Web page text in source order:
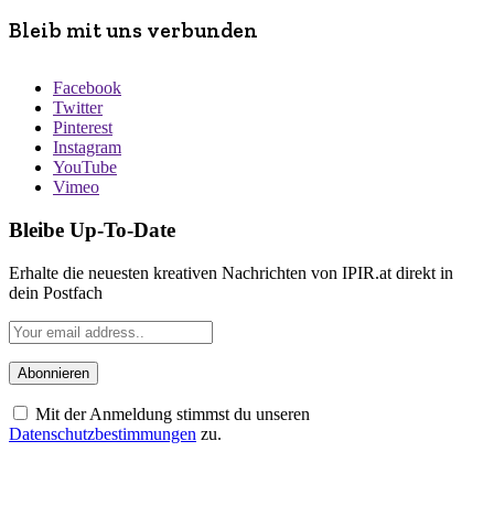
Bleib mit uns verbunden
Facebook
Twitter
Pinterest
Instagram
YouTube
Vimeo
Bleibe Up-To-Date
Erhalte die neuesten kreativen Nachrichten von IPIR.at direkt in
dein Postfach
Mit der Anmeldung stimmst du unseren
Datenschutzbestimmungen zu.